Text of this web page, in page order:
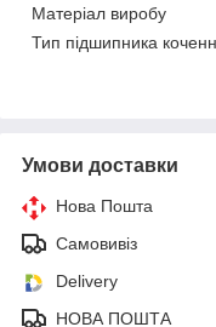
Матеріал виробу
Тип підшипника
Умови доставки
Нова Пошта
Самовивіз
Delivery
НОВА ПОШТА